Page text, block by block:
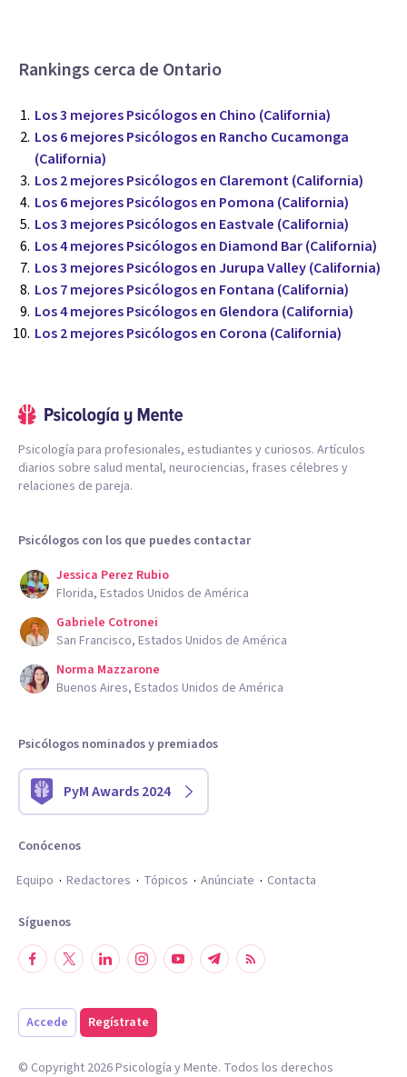
Rankings cerca de Ontario
Los 3 mejores Psicólogos en Chino (California)
Los 6 mejores Psicólogos en Rancho Cucamonga
(California)
Los 2 mejores Psicólogos en Claremont (California)
Los 6 mejores Psicólogos en Pomona (California)
Los 3 mejores Psicólogos en Eastvale (California)
Los 4 mejores Psicólogos en Diamond Bar (California)
Los 3 mejores Psicólogos en Jurupa Valley (California)
Los 7 mejores Psicólogos en Fontana (California)
Los 4 mejores Psicólogos en Glendora (California)
Los 2 mejores Psicólogos en Corona (California)
Psicología para profesionales, estudiantes y curiosos. Artículos
diarios sobre salud mental, neurociencias, frases célebres y
relaciones de pareja.
Psicólogos con los que puedes contactar
Jessica Perez Rubio
Florida, Estados Unidos de América
Gabriele Cotronei
San Francisco, Estados Unidos de América
Norma Mazzarone
Buenos Aires, Estados Unidos de América
Psicólogos nominados y premiados
PyM Awards 2024
Conócenos
Equipo
Redactores Tópicos Anúnciate Contacta
Síguenos
Accede Regístrate
© Copyright 2026Psicología y Mente. Todos los derechos